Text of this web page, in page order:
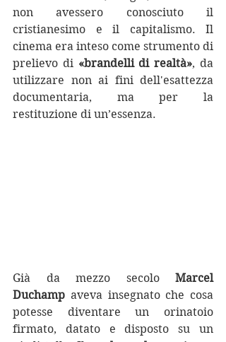
non avessero conosciuto il
cristianesimo e il capitalismo. Il
cinema era inteso come strumento di
prelievo di «brandelli di realtà», da
utilizzare non ai fini dell'esattezza
documentaria, ma per la
restituzione di un’essenza.
Già da mezzo secolo Marcel
Duchamp aveva insegnato che cosa
potesse diventare un orinatoio
firmato, datato e disposto su un